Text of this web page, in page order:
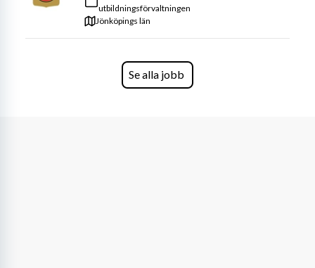
utbildningsförvaltningen
Jönköpings län
Se alla jobb